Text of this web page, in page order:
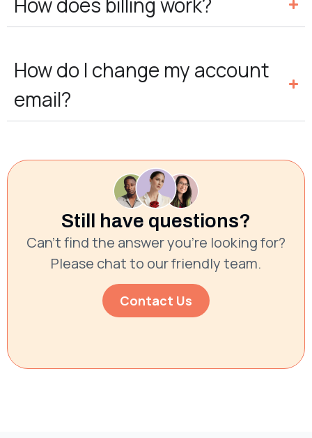
How do I change my account
email?
Still have questions?
Can’t find the answer you’re looking for?
Please chat to our friendly team.
Contact Us